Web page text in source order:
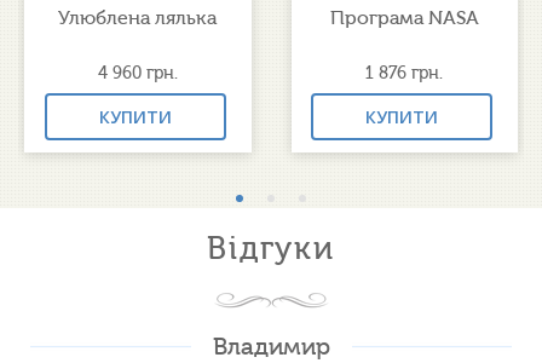
Улюблена лялька
4 960 грн.
КУПИТИ
Програма NASA
1 876грн.
КУПИТИ
Відгуки
Владимир